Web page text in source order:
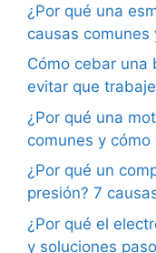
¿Por qué una
causas comunes
Cómo cebar una
evitar que
¿Por qué una
comunes y cómo
¿Por qué un
presión? 7
¿Por qué el
y soluciones